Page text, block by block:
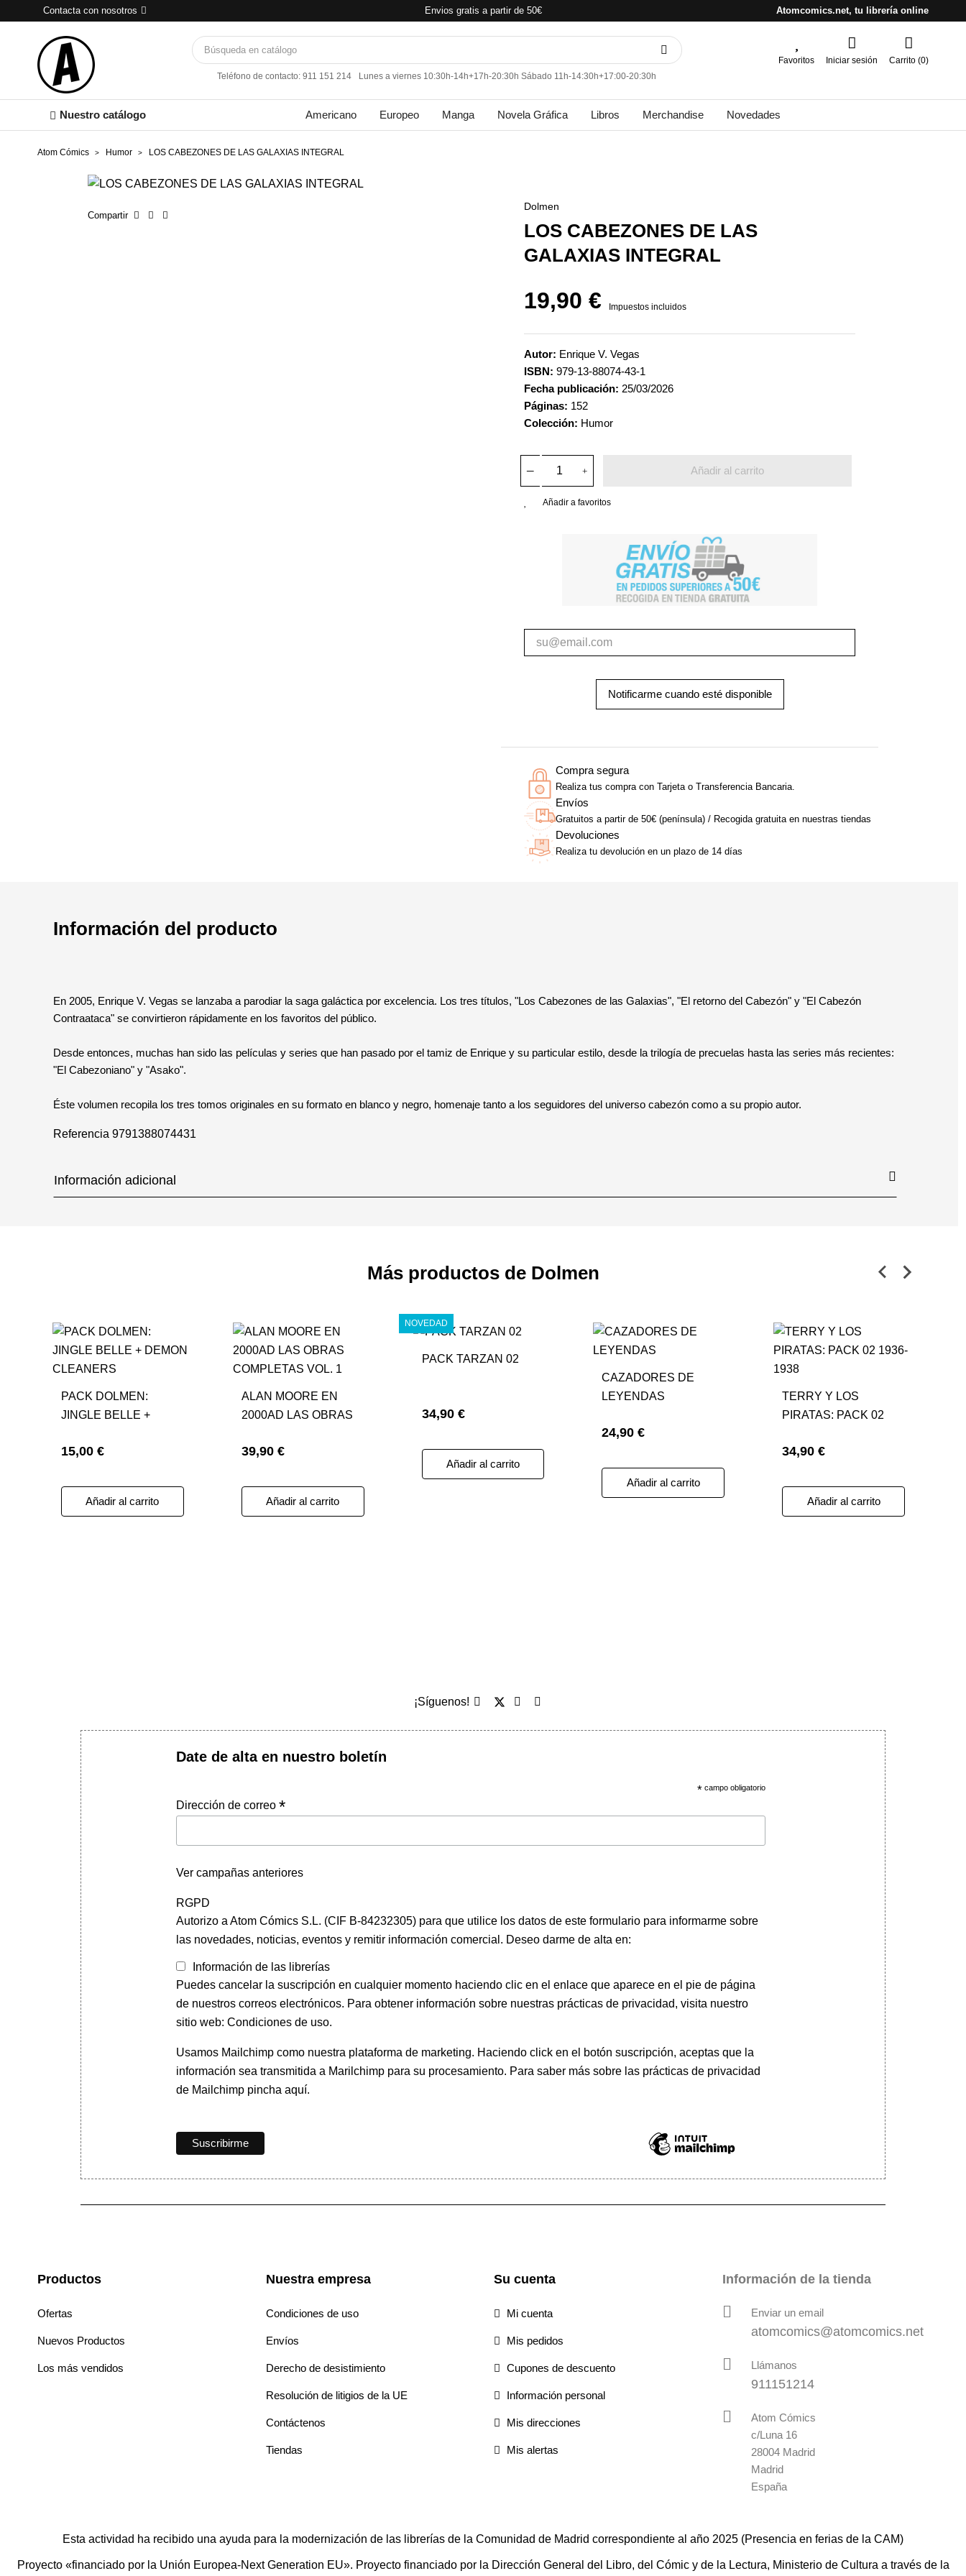
Contacta con nosotros Envios gratis a partir de 50€ Atomcomics.net, tu librería online
Teléfono de contacto: 911 151 214 Lunes a viernes 10:30h-14h+17h-20:30h Sábado 11h-14:30h+17:00-20:30h
Favoritos Iniciar sesión Carrito (0)
Nuestro catálogo Americano Europeo Manga Novela Gráfica Libros Merchandise Novedades
Atom Cómics Humor LOS CABEZONES DE LAS GALAXIAS INTEGRAL
Compartir
Dolmen
LOS CABEZONES DE LAS
GALAXIAS INTEGRAL
19,90 € Impuestos incluidos
Autor: Enrique V. Vegas
ISBN: 979-13-88074-43-1
Fecha publicación: 25/03/2026
Páginas: 152
Colección: Humor
Añadir al carrito
Añadir a favoritos
Notificarme cuando esté disponible
Compra segura
Realiza tus compra con Tarjeta o Transferencia Bancaria.
Envíos
Gratuitos a partir de 50€ (península) / Recogida gratuita en nuestras tiendas
Devoluciones
Realiza tu devolución en un plazo de 14 días
Información del producto
En 2005, Enrique V. Vegas se lanzaba a parodiar la saga galáctica por excelencia. Los tres títulos, "Los Cabezones de las Galaxias", "El retorno del Cabezón" y "El Cabezón
Contraataca" se convirtieron rápidamente en los favoritos del público.
Desde entonces, muchas han sido las películas y series que han pasado por el tamiz de Enrique y su particular estilo, desde la trilogía de precuelas hasta las series más recientes:
"El Cabezoniano" y "Asako".
Éste volumen recopila los tres tomos originales en su formato en blanco y negro, homenaje tanto a los seguidores del universo cabezón como a su propio autor.
Referencia 9791388074431
Información adicional
Más productos de Dolmen
PACK DOLMEN:
JINGLE BELLE +
15,00 €
Añadir al carrito
ALAN MOORE EN
2000AD LAS OBRAS
39,90 €
Añadir al carrito
PACK TARZAN 02
34,90 €
Añadir al carrito
NOVEDAD
CAZADORES DE
LEYENDAS
24,90 €
Añadir al carrito
TERRY Y LOS
PIRATAS: PACK 02
34,90 €
Añadir al carrito
¡Síguenos!
Date de alta en nuestro boletín
* campo obligatorio
Dirección de correo *
Ver campañas anteriores
RGPD
Autorizo a Atom Cómics S.L. (CIF B-84232305) para que utilice los datos de este formulario para informarme sobre
las novedades, noticias, eventos y remitir información comercial. Deseo darme de alta en:
Información de las librerías
Puedes cancelar la suscripción en cualquier momento haciendo clic en el enlace que aparece en el pie de página
de nuestros correos electrónicos. Para obtener información sobre nuestras prácticas de privacidad, visita nuestro
sitio web: Condiciones de uso.
Usamos Mailchimp como nuestra plataforma de marketing. Haciendo click en el botón suscripción, aceptas que la
información sea transmitida a Marilchimp para su procesamiento. Para saber mássobre las prácticas de privacidad
de Mailchimp pincha aquí.
Productos
Ofertas
Nuevos Productos
Los más vendidos
Nuestra empresa
Condiciones de uso
Envíos
Derecho de desistimiento
Resolución de litigios de la UE
Contáctenos
Tiendas
Su cuenta
Mi cuenta
Mis pedidos
Cupones de descuento
Información personal
Mis direcciones
Mis alertas
Información de la tienda
Enviar un email
atomcomics@atomcomics.net
Llámanos
911151214
Atom Cómics
c/Luna 16
28004 Madrid
Madrid
España
Esta actividad ha recibido una ayuda para la modernización de las librerías de la Comunidad de Madrid correspondiente al año 2025 (Presencia en ferias de la CAM)
Proyecto «financiado por la Unión Europea-Next Generation EU». Proyecto financiado por la Dirección General del Libro, del Cómic y de la Lectura, Ministerio de Cultura a través de la